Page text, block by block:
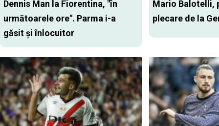
Dennis Man la Fiorentina, "în
următoarele ore". Parma i-a
găsit şi înlocuitor
Mario Balotelli,
plecare de la